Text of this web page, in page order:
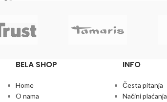
BELA SHOP
Home
O nama
INFO
Česta pitanja
Načini plaćanja